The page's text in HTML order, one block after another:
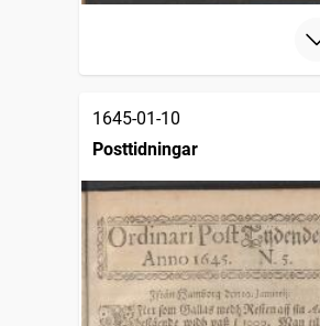
1645-01-10
Posttidningar